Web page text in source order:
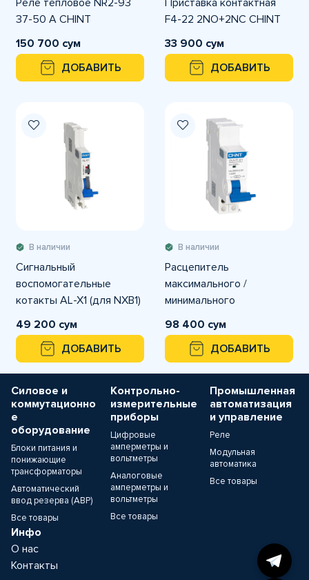
Реле тепловое NR2-93
37-50 A CHINT
150 700 сум
ДОБАВИТЬ
Приставка контактная
F4-22 2NO+2NC CHINT
33 900 сум
ДОБАВИТЬ
В наличии
Сигнальный
воспомогательные
котакты AL-X1 (для NXB1)
49 200 сум
ДОБАВИТЬ
В наличии
Расцепитель
максимального /
минимального
напряжения OUVT-X1 (для
NXB1)
98 400 сум
ДОБАВИТЬ
Силовое и
коммутационно
е
оборудование
Блоки питания и
понижающие
трансформаторы
Автоматический
ввод резерва (АВР)
Все товары
Контрольно-
измерительные
приборы
Цифровые
амперметры и
вольтметры
Аналоговые
амперметры и
вольтметры
Все товары
Промышленная
автоматизация
и управление
Реле
Модульная
автоматика
Все товары
Инфо
О нас
Контакты